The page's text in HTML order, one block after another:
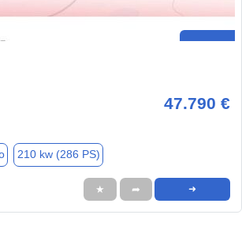
47.790 €
210 kw (286 PS)
★ ➦ ➜